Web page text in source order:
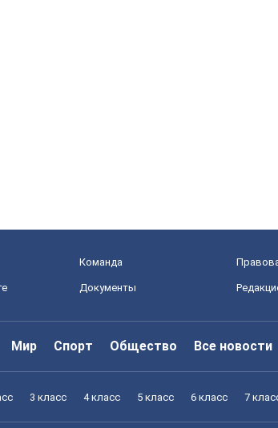
Команда
Документы
Мир Спорт Общество Все новости
3 класс 4 класс 5 класс 6 класс 7